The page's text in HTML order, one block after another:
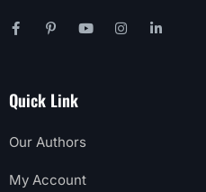
Quick Link
Our Authors
My Account